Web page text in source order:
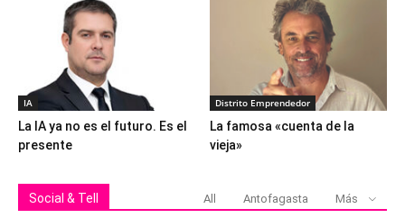
IA
La IA ya no es el futuro. Es el
presente
Distrito Emprendedor
La famosa «cuenta de la
vieja»
Social & Tell All Antofagasta Más